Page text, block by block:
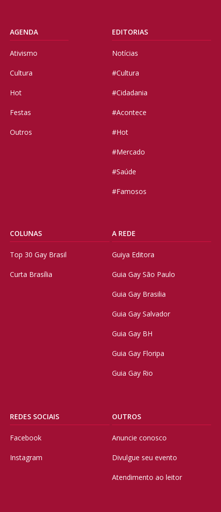
AGENDA
Ativismo
Cultura
Hot
Festas
Outros
EDITORIAS
Notícias
#Cultura
#Cidadania
#Acontece
#Hot
#Mercado
#Saúde
#Famosos
COLUNAS
Top 30 Gay Brasil
Curta Brasília
A REDE
Guiya Editora
Guia Gay São Paulo
Guia Gay Brasilia
Guia Gay Salvador
Guia Gay BH
Guia Gay Floripa
Guia Gay Rio
REDES SOCIAIS
Facebook
Instagram
OUTROS
Anuncie conosco
Divulgue seu evento
Atendimento ao leitor